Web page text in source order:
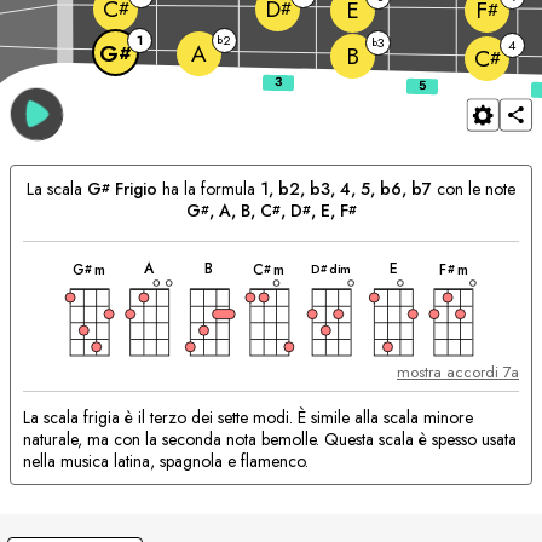
G# 1 A b2 B b3
C# 4
C# D# E F#
La scala G# Frigio ha la formula 1, b2, b3, 4, 5, b6, b7 con le note
G#, A, B, C#, D#, E, F#
Corrispondenti:
G#m
accordo
A
accordo
B
accordo
C#m
accordo
D#dim
accordo
E
accordo
F#m
accordo
mostra accordi 7a
La scala frigia è il terzo dei sette modi. È simile alla scala minore
naturale, ma con la seconda nota bemolle. Questa scala è spesso usata
nella musica latina, spagnola e flamenco.